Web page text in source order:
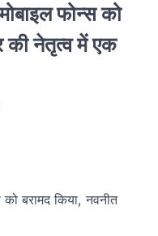
फोन्स को
की नेतृत्व में एक
बरामद किया, नवनीत